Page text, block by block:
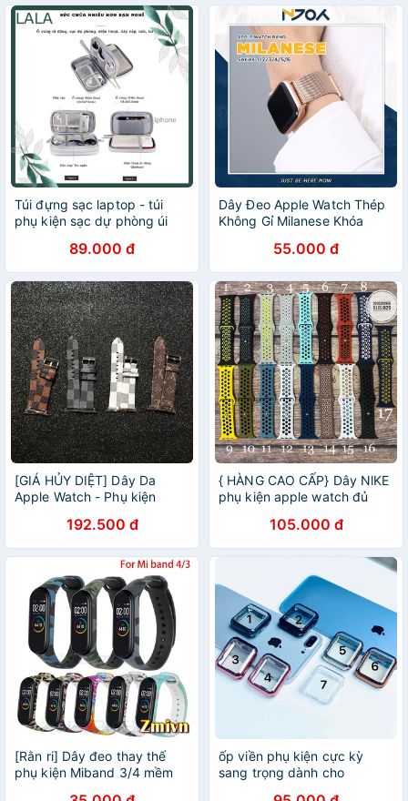
Túi đựng sạc laptop - túi
phụ kiện sạc dự phòng úi
89.000 đ
Dây Đeo Apple Watch Thép
Không Gỉ Milanese Khóa
Watch Series 5/4/3/2/1 -
Hàng Phụ Kiện
55.000 đ
[GIÁ HỦY DIỆT] Dây Da
Apple Watch - Phụ kiện
192.500 đ
{ HÀNG CAO CẤP} Dây NlKE
phụ kiện apple watch đủ
105.000 đ
[Rằn ri] Dây đeo thay thế
phụ kiện Miband 3/4 mềm
ốp viền phụ kiện cực kỳ
sang trọng dành cho